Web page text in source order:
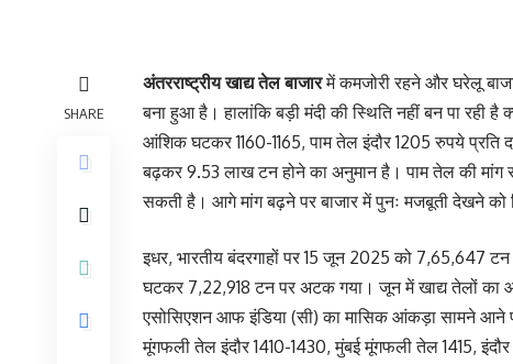
SHARE
अंतरराष्ट्रीय खाद्य तेल बाजारमें कमजोरी रहने और घरेलू
बना हुआ है। हालांकि बड़ी मंदी की स्थिति नहीं बन पा रही है
आंशिक घटकर 1160-1165, पाम तेल इंदौर 1205 रुपये
बढ़‌कर 9.53 लाख टन होने का अनुमान है। पाम तेल की मांग
सकती है। आगे मांग बढ़ने पर बाजार में पुनः मजबूती देखने को
इधर, भारतीय बंदरगाहों पर 15 जून 2025 को 7,65,647
घटकर 7,22,918 टन पर अटक गया। जून में खाद्य तेलों का
एसोसिएशन आफ इंडिया (सी) का मासिक आंकड़ा सामने आने
मूंगफली तेल इंदौर 1410-1430, मुंबई मूंगफली तेल 1415, इंदौर